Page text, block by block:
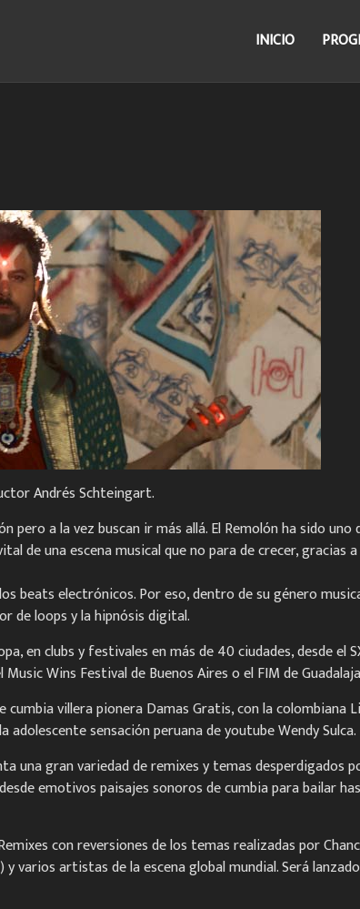
INICIO
Andrés Schteingart.
pero a la vez buscan ir más allá. El Remolón ha sido
de una escena musical que no para de crecer, gracias
beats electrónicos. Por eso, dentro de su género
de loops y la hipnósis digital.
en clubs y festivales en más de 40 ciudades, desde
Wins Festival de Buenos Aires o el FIM de
cumbia villera pionera Damas Gratis, con la colombiana
sensación peruana de youtube Wendy Sulca.
una gran variedad de remixes y temas desperdigados
emotivos paisajes sonoros de cumbia para bailar
con reversiones de los temas realizadas por
varios artistas de la escena global mundial. Será